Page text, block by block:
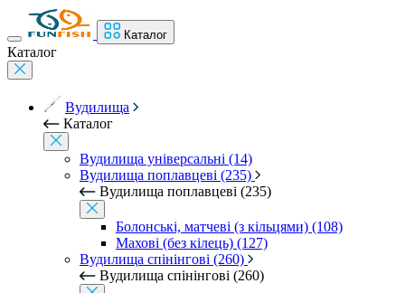
Каталог
Каталог
Вудилища
Каталог
Вудилища універсальні (14)
Вудилища поплавцеві (235)
Вудилища поплавцеві (235)
Болонські, матчеві (з кільцями) (108)
Махові (без кілець) (127)
Вудилища спінінгові (260)
Вудилища спінінгові (260)